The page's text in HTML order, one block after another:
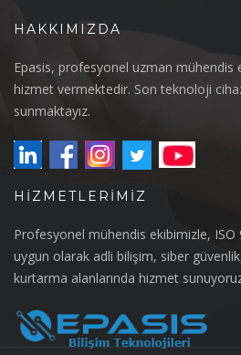
HAKKIMIZDA
Epasis, profesyonel uzman mühendis
hizmet vermektedir. Son teknoloji
sunmaktayız.
HIZMETLERIMIZ
Profesyonel mühendis ekibimizle, ISO
uygun olarak adli bilişim, siber
kurtarma alanlarında hizmet